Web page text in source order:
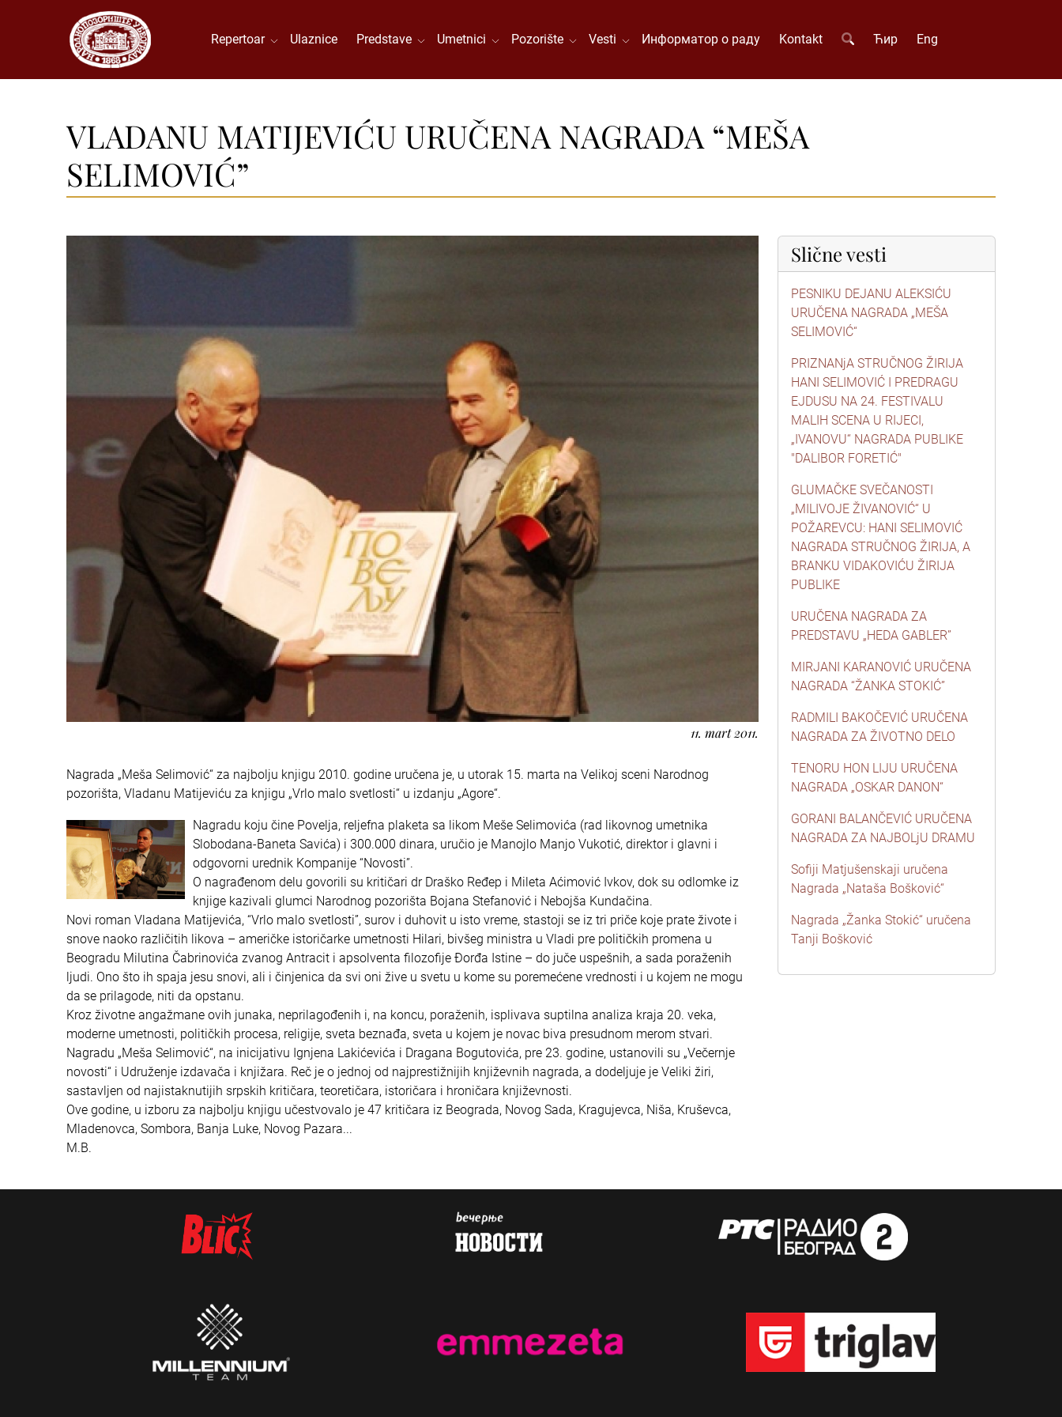
Repertoar Ulaznice Predstave Umetnici Pozorište Vesti Информатор о раду Kontakt Ћир Eng
VLADANU MATIJEVIĆU URUČENA NAGRADA “MEŠA
SELIMOVIĆ”
11. mart 2011.
Nagrada „Meša Selimović“ za najbolju knjigu 2010. godine uručena je, u utorak 15. marta na Velikoj sceni Narodnog
pozorišta, Vladanu Matijeviću za knjigu „Vrlo malo svetlosti“ u izdanju „Agore“.
Nagradu koju čine Povelja, reljefna plaketa sa likom Meše Selimovića (rad likovnog umetnika
Slobodana-Baneta Savića) i 300.000 dinara, uručio je Manojlo Manjo Vukotić, direktor i glavni i
odgovorni urednik Kompanije “Novosti”.
O nagrađenom delu govorili su kritičari dr Draško Ređep i Mileta Aćimović Ivkov, dok su odlomke iz
knjige kazivali glumci Narodnog pozorišta Bojana Stefanović i Nebojša Kundačina.
Novi roman Vladana Matijevića, “Vrlo malo svetlosti”, surov i duhovit u isto vreme, stastoji se iz tri priče koje prate živote i
snove naoko različitih likova – američke istoričarke umetnosti Hilari, bivšeg ministra u Vladi pre političkih promena u
Beogradu Milutina Čabrinovića zvanog Antracit i apsolventa filozofije Đorđa Istine – do juče uspešnih, a sada poraženih
ljudi. Ono što ih spaja jesu snovi, ali i činjenica da svi oni žive u svetu u kome su poremećene vrednosti i u kojem ne mogu
da se prilagode, niti da opstanu.
Kroz životne angažmane ovih junaka, neprilagođenih i, na koncu, poraženih, isplivava suptilna analiza kraja 20. veka,
moderne umetnosti, političkih procesa, religije, sveta beznađa, sveta u kojem je novac biva presudnom merom stvari.
Nagradu „Meša Selimović“, na inicijativu Ignjena Lakićevića i Dragana Bogutovića, pre 23. godine, ustanovili su „Večernje
novosti“ i Udruženje izdavača i knjižara. Reč je o jednoj od najprestižnijih književnih nagrada, a dodeljuje je Veliki žiri,
sastavljen od najistaknutijih srpskih kritičara, teoretičara, istoričara i hroničara književnosti.
Ove godine, u izboru za najbolju knjigu učestvovalo je 47 kritičara iz Beograda, Novog Sada, Kragujevca, Niša, Kruševca,
Mladenovca, Sombora, Banja Luke, Novog Pazara...
M.B.
Slične vesti
PESNIKU DEJANU ALEKSIĆU
URUČENA NAGRADA „MEŠA
SELIMOVIĆ“
PRIZNANjA STRUČNOG ŽIRIJA
HANI SELIMOVIĆ I PREDRAGU
EJDUSU NA 24. FESTIVALU
MALIH SCENA U RIJECI,
„IVANOVU“ NAGRADA PUBLIKE
"DALIBOR FORETIĆ"
GLUMAČKE SVEČANOSTI
„MILIVOJE ŽIVANOVIĆ“ U
POŽAREVCU: HANI SELIMOVIĆ
NAGRADA STRUČNOG ŽIRIJA, A
BRANKU VIDAKOVIĆU ŽIRIJA
PUBLIKE
URUČENA NAGRADA ZA
PREDSTAVU „HEDA GABLER”
MIRJANI KARANOVIĆ URUČENA
NAGRADA “ŽANKA STOKIĆ”
RADMILI BAKOČEVIĆ URUČENA
NAGRADA ZA ŽIVOTNO DELO
TENORU HON LIJU URUČENA
NAGRADA „OSKAR DANON“
GORANI BALANČEVIĆ URUČENA
NAGRADA ZA NAJBOLjU DRAMU
Sofiji Matjušenskaji uručena
Nagrada „Nataša Bošković“
Nagrada „Žanka Stokić“ uručena
Tanji Bošković